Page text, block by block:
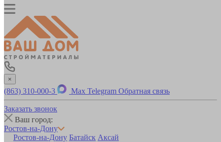
×
(863) 310-000-3 Max Telegram Обратная связь
Заказать звонок
Ваш город:
Ростов-на-Дону
Ростов-на-Дону Батайск Аксай